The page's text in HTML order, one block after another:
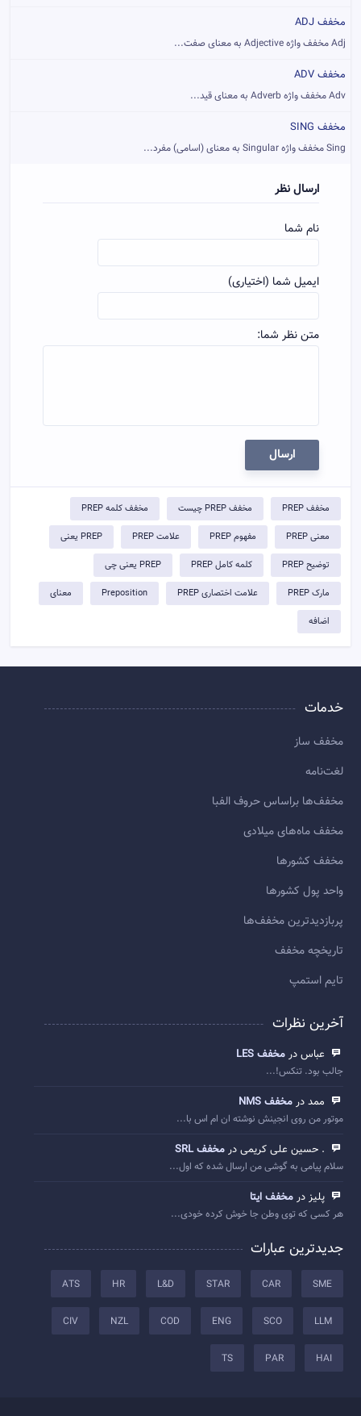
مخفف ADJ
Adj مخفف واژه Adjective به معنای صفت...
مخفف ADV
Adv مخفف واژه Adverb به معنای قید...
مخفف SING
Sing مخفف واژه Singular به معنای (اسامی) مفرد...
ارسال نظر
نام شما
ایمیل شما (اختیاری)
متن نظر شما:
ارسال
مخفف PREP مخفف PREP چیست مخفف کلمه PREP
معنی PREP مفهوم PREP علامت PREP PREP یعنی
توضيح PREP کلمه کامل PREP PREP یعنی چی
مارک PREP علامت اختصاری PREP Preposition معنای
اضافه
خدمات
مخفف ساز
لغت‌نامه
مخفف‌ها براساس حروف الفبا
مخفف ماه‌های میلادی
مخفف کشورها
واحد پول کشورها
پربازديدترين مخفف‌ها
تاريخچه مخفف
تایم استمپ
آخرین نظرات
عباس در مخفف LES
جالب بود. تنکس!...
ممد در مخفف NMS
موتور من روی انجینش نوشته ان ام اس با...
. حسین علی کریمی در مخفف SRL
سلام پیامی به گوشی من ارسال شده که اول...
پلیز در مخفف ایتا
هر کسی که توی وطن جا خوش کرده خودی...
جدیدترین عبارات
SME
CAR
STAR
L&D
HR
ATS
LLM
SCO
ENG
COD
NZL
CIV
HAI
PAR
TS